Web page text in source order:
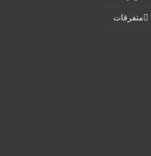
متفرقات
الأجانب على
لإدارة الجوازات
عاجل